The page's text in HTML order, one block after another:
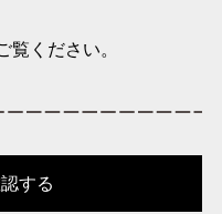
覧ください。